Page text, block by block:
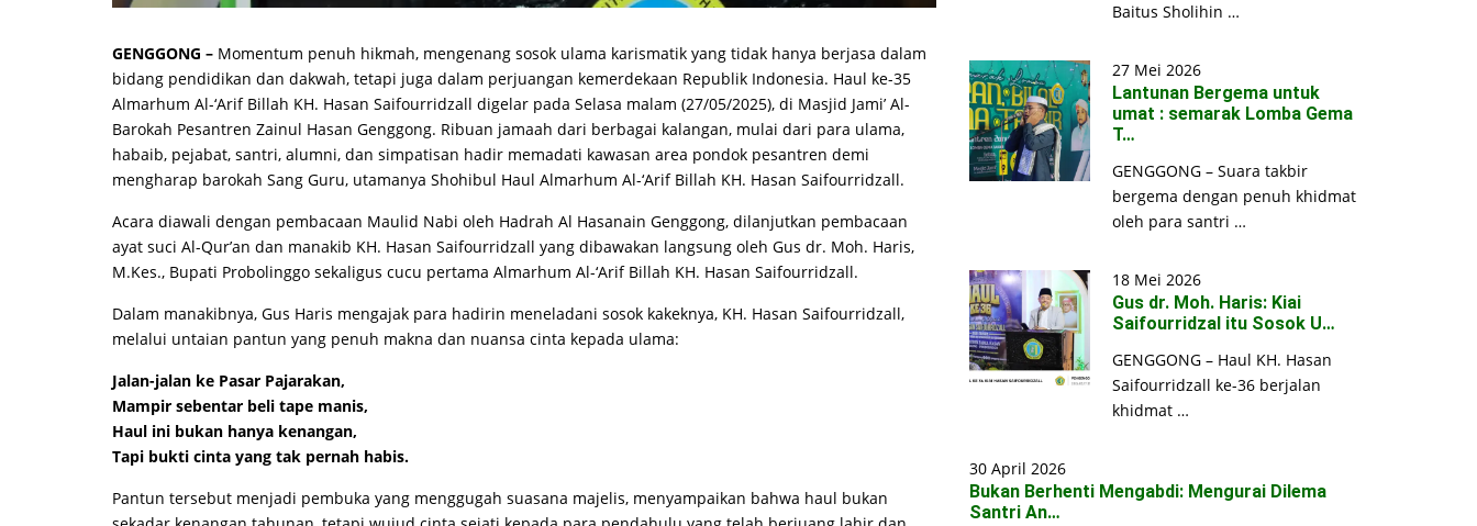
GENGGONG – Momentum penuh hikmah, mengenang sosok ulama karismatik yang tidak hanya berjasa dalam
bidang pendidikan dan dakwah, tetapi juga dalam perjuangan kemerdekaan Republik Indonesia. Haul ke-35
Almarhum Al-‘Arif Billah KH. Hasan Saifourridzall digelar pada Selasa malam (27/05/2025), di Masjid Jami’ Al-
Barokah Pesantren Zainul Hasan Genggong. Ribuan jamaah dari berbagai kalangan, mulai dari para ulama,
habaib, pejabat, santri, alumni, dan simpatisan hadir memadati kawasan area pondok pesantren demi
mengharap barokah Sang Guru, utamanya Shohibul Haul Almarhum Al-‘Arif Billah KH. Hasan Saifourridzall.
Acara diawali dengan pembacaan Maulid Nabi oleh Hadrah Al Hasanain Genggong, dilanjutkan pembacaan
ayat suci Al-Qur’an dan manakib KH. Hasan Saifourridzall yang dibawakan langsung oleh Gus dr. Moh. Haris,
M.Kes., Bupati Probolinggo sekaligus cucu pertama Almarhum Al-‘Arif Billah KH. Hasan Saifourridzall.
Dalam manakibnya, Gus Haris mengajak para hadirin meneladani sosok kakeknya, KH. Hasan Saifourridzall,
melalui untaian pantun yang penuh makna dan nuansa cinta kepada ulama:
Jalan-jalan ke Pasar Pajarakan,
Mampir sebentar beli tape manis,
Haul ini bukan hanya kenangan,
Tapi bukti cinta yang tak pernah habis.
Pantun tersebut menjadi pembuka yang menggugah suasana majelis, menyampaikan bahwa haul bukan
Baitus Sholihin …
27 Mei 2026
Lantunan Bergema untuk
umat : semarak Lomba Gema
T…
GENGGONG – Suara takbir
bergema dengan penuh khidmat
oleh para santri …
18 Mei 2026
Gus dr. Moh. Haris: Kiai
Saifourridzal itu Sosok U…
GENGGONG – Haul KH. Hasan
Saifourridzall ke-36 berjalan
khidmat …
30 April 2026
Bukan Berhenti Mengabdi: Mengurai Dilema
Santri An…